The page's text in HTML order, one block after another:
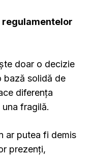
doar o decizie
bază solidă de
diferența
fragilă.
ar putea fi demis
prezenți,